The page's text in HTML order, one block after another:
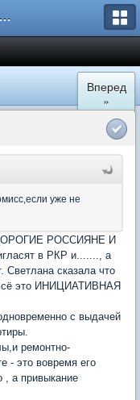
Форум Новостройки
Вперед
»
уже не
ДОРОГИЕ РОССИЯНЕ И
в РКР и......., а
Светлана сказала что
это ИНИЦИАТИВНАЯ
с выдачей
ремонтно-
- это вовремя его
, а привыкание